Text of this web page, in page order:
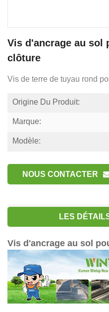
Vis d'ancrage au sol
clôture
Vis de terre de tuyau rond
Origine Du Produit:
Marque:
Modèle:
NOUS CONTACTER
LES
Vis d'ancrage au sol